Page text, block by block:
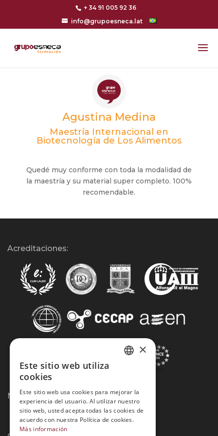
+ 34 91 005 92 36
info@grupoesneca.lat
Agustina Medina
Maestría Internacional en
Biotecnología de Los Alimentos
Quedé muy conforme con toda la modalidad de
la maestría y su material super completo. 100%
recomendable.
Acreditaciones:
Métodos de Pago:
×
Este sitio web utiliza
cookies
Este sitio web usa cookies para mejorar la
experiencia del usuario. Al utilizar nuestro
sitio web, usted acepta todas las cookies de
acuerdo con nuestra Política de cookies.
Más información